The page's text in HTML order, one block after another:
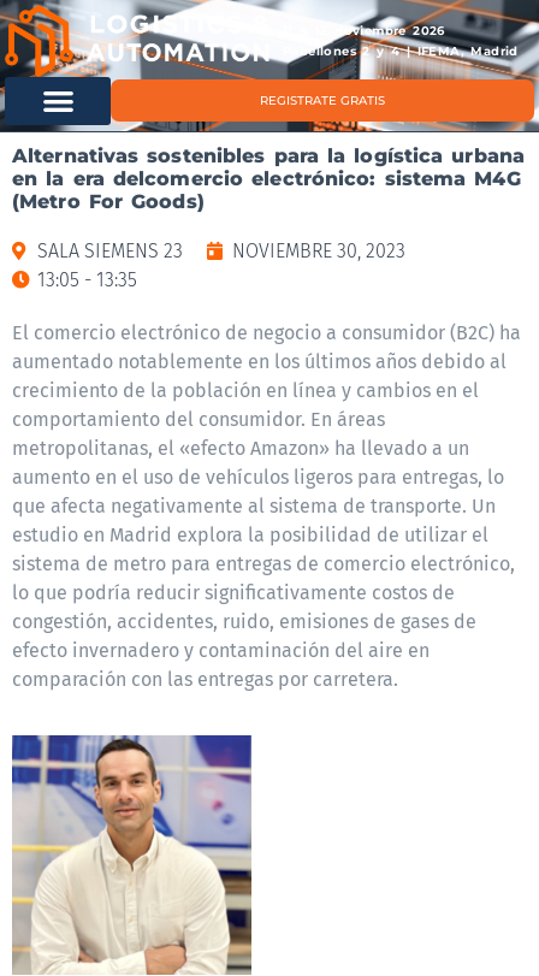
11 & 12 noviembre 2026
Pabellones 2 y 4 | IFEMA, Madrid
REGISTRATE GRATIS
Alternativas sostenibles para la logística urbana
en la era delcomercio electrónico: sistema M4G
(Metro For Goods)
SALA SIEMENS 23
NOVIEMBRE 30, 2023
13:05 - 13:35
El comercio electrónico de negocio a consumidor (B2C) ha
aumentado notablemente en los últimos años debido al
crecimiento de la población en línea y cambios en el
comportamiento del consumidor. En áreas
metropolitanas, el «efecto Amazon» ha llevado a un
aumento en el uso de vehículos ligeros para entregas, lo
que afecta negativamente al sistema de transporte. Un
estudio en Madrid explora la posibilidad de utilizar el
sistema de metro para entregas de comercio electrónico,
lo que podría reducir significativamente costos de
congestión, accidentes, ruido, emisiones de gases de
efecto invernadero y contaminación del aire en
comparación con las entregas por carretera.